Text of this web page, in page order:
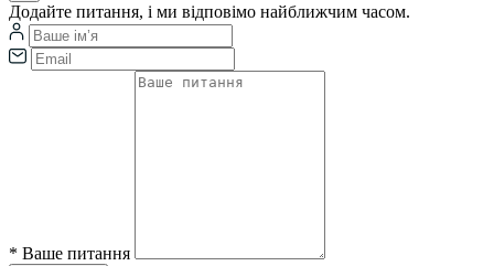
Додайте питання, і ми відповімо найближчим часом.
* Ваше питання